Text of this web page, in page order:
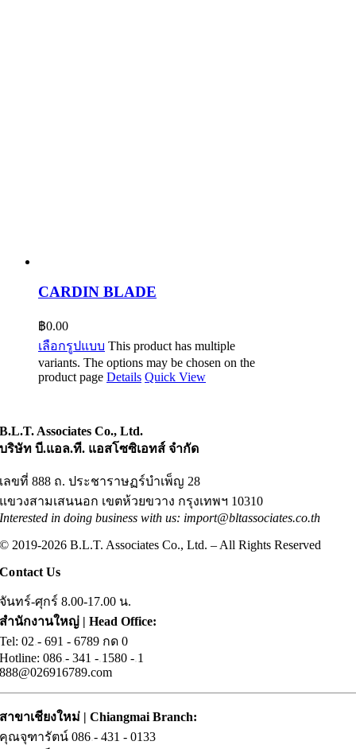
CARDIN BLADE
฿0.00
เลือกรูปแบบ This product has multiple
variants. The options may be chosen on the
product page Details Quick View
B.L.T. Associates Co., Ltd.
บริษัท บี.แอล.ที. แอสโซซิเอทส์ จำกัด
เลขที่ 888 ถ. ประชาราษฏร์บำเพ็ญ 28
แขวงสามเสนนอก เขตห้วยขวาง กรุงเทพฯ 10310
Interested in doing business with us: import@bltassociates.co.th
© 2019-2026 B.L.T. Associates Co., Ltd. – All Rights Reserved
Contact Us
จันทร์-ศุกร์ 8.00-17.00 น.
สำนักงานใหญ่ | Head Office:
Tel: 02.- 691 - 6789 กด 0
Hotline: 086.- 341 -.1580 -.1
888@026916789.com
สาขาเชียงใหม่ | Chiangmai Branch:
คุณจุฑารัตน์ 086.- 431 - 0133